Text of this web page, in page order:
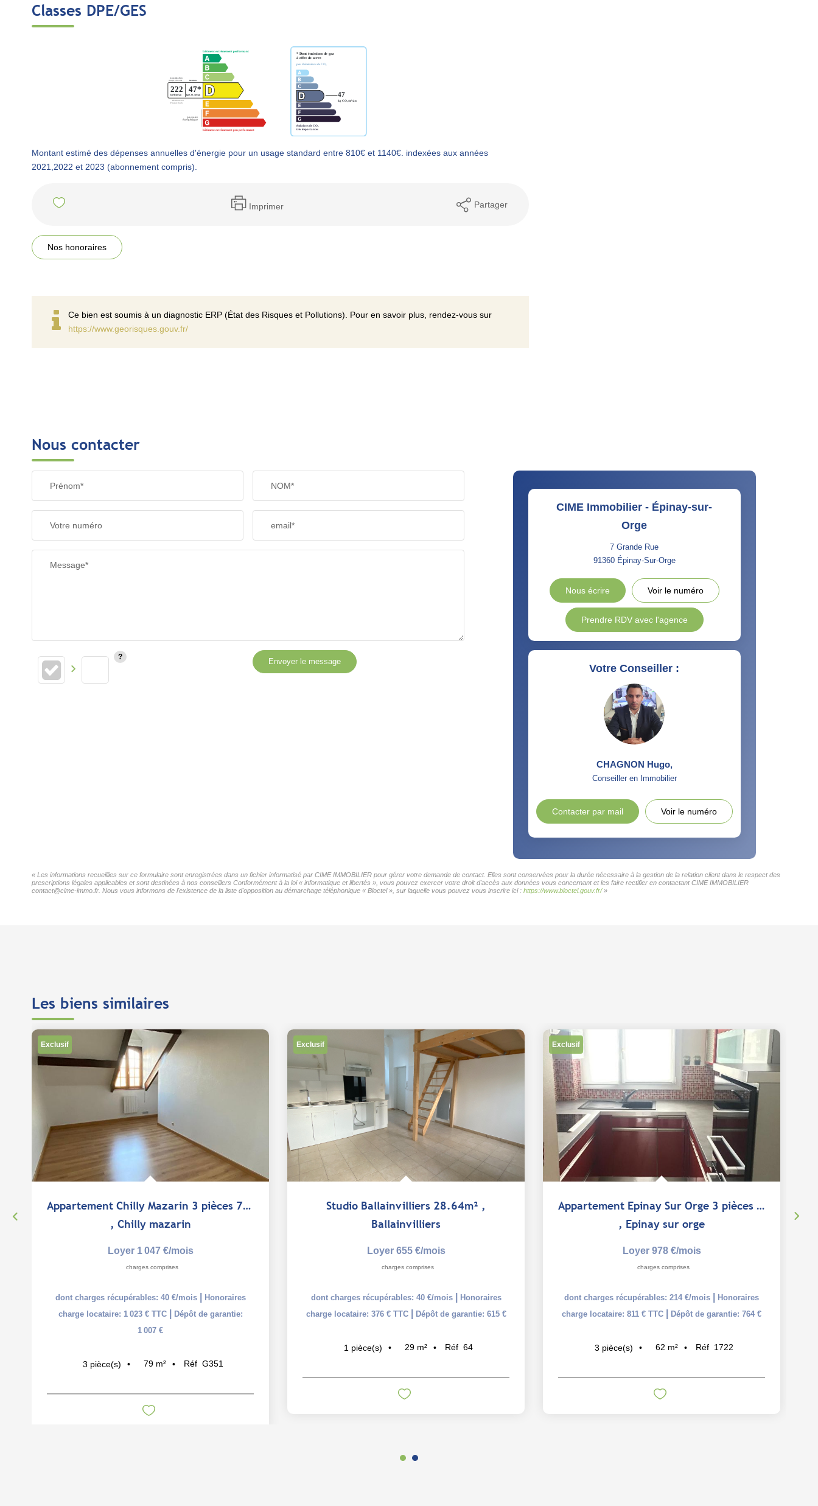
Classes DPE/GES
Montant estimé des dépenses annuelles d'énergie pour un usage standard entre 810€ et 1140€. indexées aux années
2021,2022 et 2023 (abonnement compris).
Imprimer Partager
Nos honoraires
Ce bien est soumis à un diagnostic ERP (État des Risques et Pollutions). Pour en savoir plus, rendez-vous sur
https://www.georisques.gouv.fr/
Nous contacter
Prénom* NOM*
Votre numéro email*
Message*
Envoyer le message
CIME Immobilier - Épinay-sur-
Orge
7 Grande Rue
91360 Épinay-Sur-Orge
Nous écrire Voir le numéro
Prendre RDV avec l'agence
Votre Conseiller :
CHAGNON Hugo,
Conseiller en Immobilier
Contacter par mail Voir le numéro
« Les informations recueillies sur ce formulaire sont enregistrées dans un fichier informatisé par CIME IMMOBILIER pour gérer votre demande de contact. Elles sont conservées pour la durée nécessaire à la gestion de la relation client dans le respect des
prescriptions légales applicables et sont destinées à nos conseillers Conformément à la loi « informatique et libertés », vous pouvez exercer votre droit d'accès aux données vous concernant et les faire rectifier en contactant CIME IMMOBILIER
contact@cime-immo.fr. Nous vous informons de l'existence de la liste d'opposition au démarchage téléphonique « Bloctel », sur laquelle vous pouvez vous inscrire ici : https://www.bloctel.gouv.fr/»
Les biens similaires
Exclusif
Appartement Chilly Mazarin 3 pièces 78.71 m2
, Chilly mazarin
Loyer 1 047 €/mois
charges comprises
dont charges récupérables: 40 €/mois
Honoraires
charge locataire: 1 023 € TTC
Dépôt de garantie:
1 007 €
3 pièce(s) 79 m² Réf G351
Exclusif
Studio Ballainvilliers 28.64m² ,
Ballainvilliers
Loyer 655 €/mois
charges comprises
dont charges récupérables: 40 €/mois
Honoraires
charge locataire: 376 € TTC
Dépôt de garantie: 615 €
1 pièce(s) 29 m² Réf 64
Exclusif
Appartement Epinay Sur Orge 3 pièces 61.83 m2
, Epinay sur orge
Loyer 978 €/mois
charges comprises
dont charges récupérables: 214 €/mois
Honoraires
charge locataire: 811 € TTC
Dépôt de garantie: 764 €
3 pièce(s) 62 m² Réf 1722